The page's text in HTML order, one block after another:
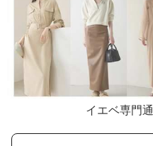
イエベ専門